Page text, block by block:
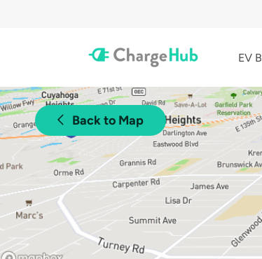
EV
Back to Map